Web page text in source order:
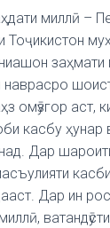
миллӣ –
Тоҷикистон
заҳмати
наврасро
омӯзгор аст,
касбу ҳунар
Дар
Дар ин